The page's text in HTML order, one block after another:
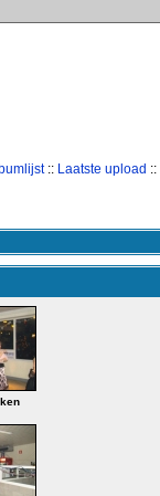
:: Laatste upload ::